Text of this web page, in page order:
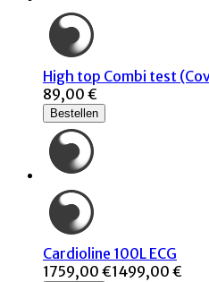
High top Combi test
89,00 €
Bestellen
Cardioline 100L ECG
1759,00 €1499,00 €